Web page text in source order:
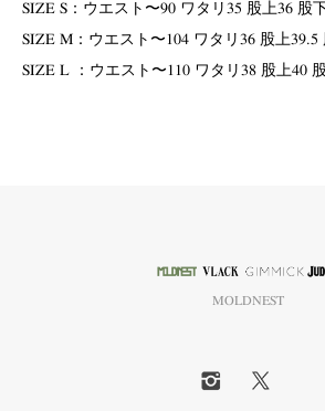
SIZE S：ウエスト〜90 ワタリ35 股上36 股
SIZE M：ウエスト〜104 ワタリ36 股上39.5
SIZE L ：ウエスト〜110 ワタリ38 股上40
MOLDNEST